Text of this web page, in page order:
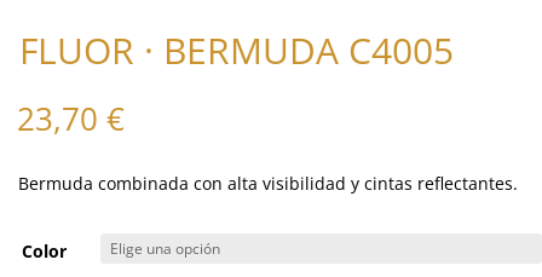
FLUOR · BERMUDA C4005
23,70 €
Bermuda combinada con alta visibilidad y cintas reflectantes.
Color